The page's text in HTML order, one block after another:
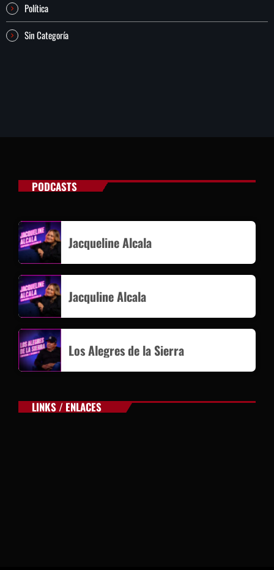
Política
Sin Categoría
PODCASTS
Jacqueline Alcala
Jacquline Alcala
Los Alegres de la Sierra
LINKS / ENLACES